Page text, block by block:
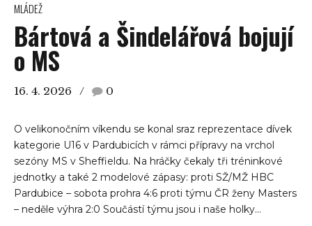
MLÁDEŽ
Bártová a Šindelářová bojují
o MS
16. 4. 2026 0
O velikonočním víkendu se konal sraz reprezentace dívek
kategorie U16 v Pardubicích v rámci přípravy na vrchol
sezóny MS v Sheffieldu. Na hráčky čekaly tři tréninkové
jednotky a také 2 modelové zápasy: proti SŽ/MŽ HBC
Pardubice – sobota prohra 4:6 proti týmu ČR ženy Masters
– neděle výhra 2:0 Součástí týmu jsou i naše holky...